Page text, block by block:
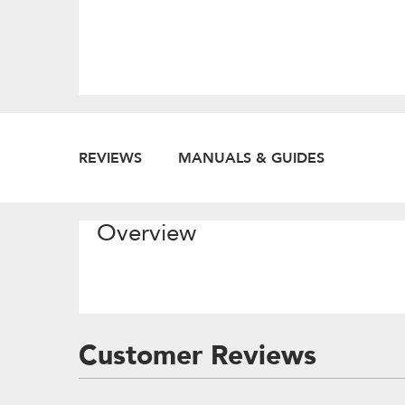
REVIEWS MANUALS & GUIDES
Overview
Customer Reviews